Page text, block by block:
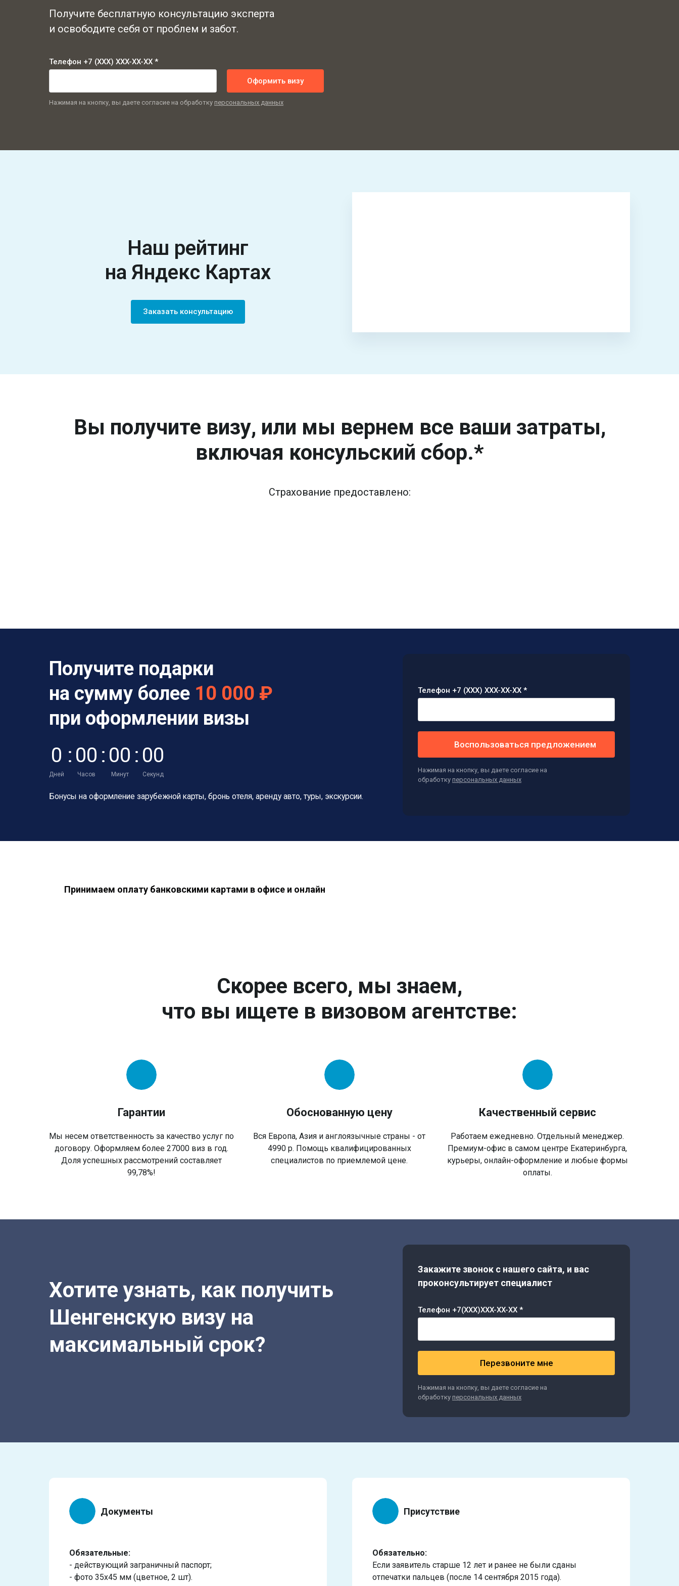
Получите бесплатную консультацию эксперта
и освободите себя от проблем и забот.
Телефон +7 (XXX) XXX-XX-XX *
Оформить визу
Нажимая на кнопку, вы даете согласие на обработку персональных данных
Наш рейтинг
на Яндекс Картах
Заказать консультацию
Вы получите визу, или мы вернем все ваши затраты,
включая консульский сбор.*
Страхование предоставлено:
Получите подарки
на сумму более 10 000 ₽
при оформлении визы
0
Дней
: 00
Часов
: 00
Минут
: 00
Секунд
Бонусы на оформление зарубежной карты, бронь отеля, аренду авто, туры, экскурсии.
Телефон +7 (XXX) XXX-XX-XX *
Воспользоваться предложением
Нажимая на кнопку, вы даете согласие на
обработку персональных данных
Принимаем оплату банковскими картами в офисе и онлайн
Скорее всего, мы знаем,
что вы ищете в визовом агентстве:
Гарантии
Мы несем ответственность за качество услуг по
договору. Оформляем более 27000 виз в год.
Доля успешных рассмотрений составляет
99,78%!
Обоснованную цену
Вся Европа, Азия и англоязычные страны - от
4990 р. Помощь квалифицированных
специалистов по приемлемой цене.
Качественный сервис
Работаем ежедневно. Отдельный менеджер.
Премиум-офис в самом центре Екатеринбурга,
курьеры, онлайн-оформление и любые формы
оплаты.
Хотите узнать, как получить
Шенгенскую визу на
максимальный срок?
Закажите звонок с нашего сайта, и вас
проконсультирует специалист
Телефон +7(XXX)XXX-XX-XX *
Перезвоните мне
Нажимая на кнопку, вы даете согласие на
обработку персональных данных
Документы
Обязательные:
- действующий заграничный паспорт;
- фото 35х45 мм (цветное, 2 шт).
Присутствие
Обязательно:
Если заявитель старше 12 лет и ранее не были сданы
отпечатки пальцев (после 14 сентября 2015 года).